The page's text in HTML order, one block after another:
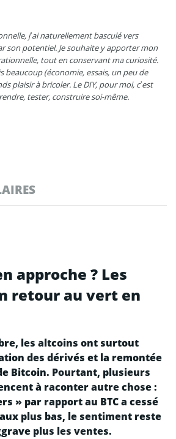
j’ai naturellement basculé vers
son potentiel. Je souhaite y apporter mon
tout en conservant ma curiosité.
beaucoup (économie, essais, un peu de
plaisir à bricoler. Le DIY, pour moi, c’est
tester, construire soi-même.
approche ? Les
retour au vert en
les altcoins ont surtout
des dérivés et la remontée
Bitcoin. Pourtant, plusieurs
à raconter autre chose :
» par rapport au BTC a cessé
plus bas, le sentiment reste
plus les ventes.